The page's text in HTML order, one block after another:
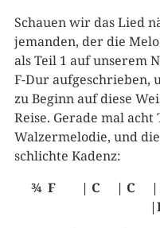
Schauen wir das Lied
jemanden, der die
als Teil 1 auf unserem
F-Dur aufgeschrieben,
zu Beginn auf diese
Reise. Gerade mal acht
Walzermelodie, und
schlichte Kadenz:
¾ F | C | C |